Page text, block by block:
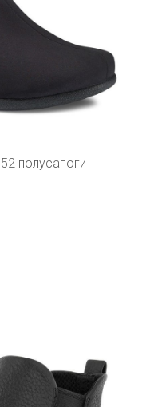
полусапоги